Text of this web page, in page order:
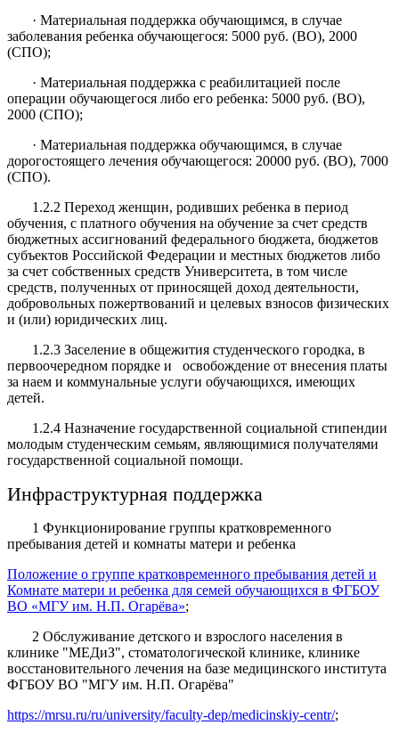
· Материальная поддержка обучающимся, в случае
заболевания ребенка обучающегося: 5000 руб. (ВО), 2000
(СПО);
· Материальная поддержка с реабилитацией после
операции обучающегося либо его ребенка: 5000 руб. (ВО),
2000 (СПО);
· Материальная поддержка обучающимся, в случае
дорогостоящего лечения обучающегося: 20000 руб. (ВО), 7000
(СПО).
1.2.2 Переход женщин, родивших ребенка в период
обучения, с платного обучения на обучение за счет средств
бюджетных ассигнований федерального бюджета, бюджетов
субъектов Российской Федерации и местных бюджетов либо
за счет собственных средств Университета, в том числе
средств, полученных от приносящей доход деятельности,
добровольных пожертвований и целевых взносов физических
и (или) юридических лиц.
1.2.3 Заселение в общежития студенческого городка, в
первоочередном порядке и освобождение от внесения платы
за наем и коммунальные услуги обучающихся, имеющих
детей.
1.2.4 Назначение государственной социальной стипендии
молодым студенческим семьям, являющимися получателями
государственной социальной помощи.
Инфраструктурная поддержка
1 Функционирование группы кратковременного
пребывания детей и комнаты матери и ребенка
Положение о группе кратковременного пребывания детей и
Комнате матери и ребенка для семей обучающихся в ФГБОУ
ВО «МГУ им. Н.П. Огарёва»;
2 Обслуживание детского и взрослого населения в
клинике "МЕДиЗ", стоматологической клинике, клинике
восстановительного лечения на базе медицинского института
ФГБОУ ВО "МГУ им. Н.П. Огарёва"
https://mrsu.ru/ru/university/faculty-dep/medicinskiy-centr/;